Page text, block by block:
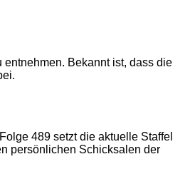
Bekannt ist, dass die
489 setzt die aktuelle Staffel
persönlichen Schicksalen der